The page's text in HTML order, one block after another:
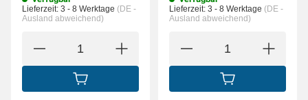
Lieferzeit: 3 - 8 Werktage (DE -
Ausland abweichend)
IN DEN WARENKORB
Lieferzeit: 3 - 8 Werktage (DE -
Ausland abweichend)
IN DEN